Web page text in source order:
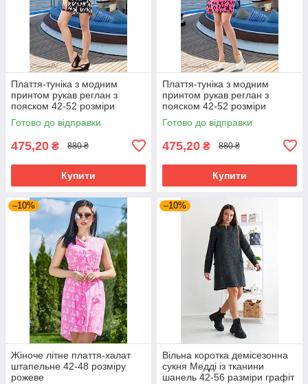
Плаття-туніка з модним
принтом рукав реглан з
пояском 42-52 розміри
Готово до відправки
475,20 ₴ 880 ₴
Купити
Плаття-туніка з модним
принтом рукав реглан з
пояском 42-52 розміри
Готово до відправки
475,20 ₴ 880 ₴
Купити
–10%
Жіноче літне плаття-халат
штапельне 42-48 розміру
рожеве
–10%
Вільна коротка демісезонна
сукня Медді із тканини
шанель 42-56 разміри графіт